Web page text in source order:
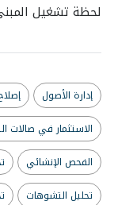
لحظة تشغيل
إدارة الأصول
الاستثمار في صالات
الفحص الإنشائي
تحليل التشوهات